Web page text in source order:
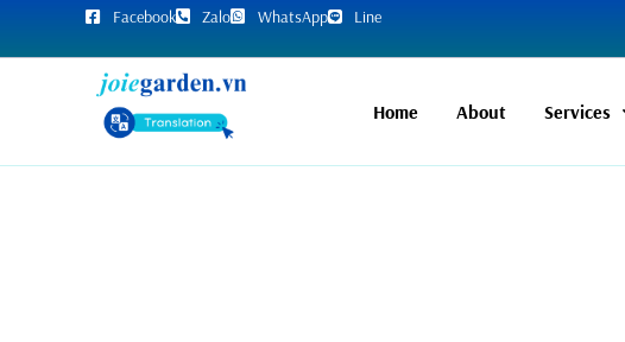
Facebook Zalo WhatsApp Line
Home About Services